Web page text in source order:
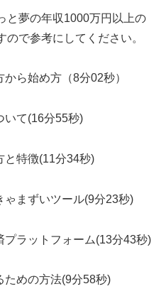
と夢の年収1000万円以上の
で参考にしてください。
ら始め方（8分02秒）
いて(16分55秒)
と特徴(11分34秒)
ゃまずいツール(9分23秒)
ラットフォーム(13分43秒)
ための方法(9分58秒)